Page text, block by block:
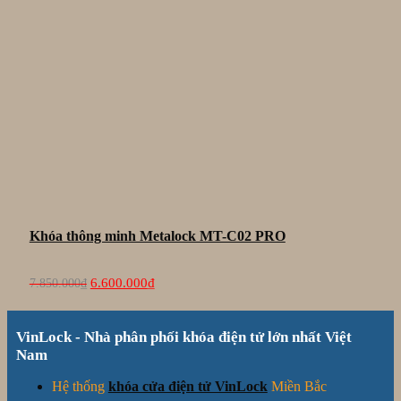
Khóa thông minh Metalock MT-C02 PRO
7.850.000₫
Giá
gốc
6.600.000₫Giá
hiện
6.600.000₫.
VinLock - Nhà phân phối khóa điện tử lớn nhất Việt
Nam
Hệ thống khóa cửa điện tử VinLock Miền Bắc